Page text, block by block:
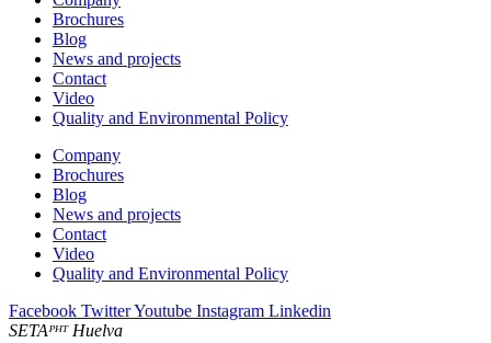
Brochures
Blog
News and projects
Contact
Video
Quality and Environmental Policy
Company
Brochures
Blog
News and projects
Contact
Video
Quality and Environmental Policy
Facebook TwitterYoutube Instagram Linkedin
SETAᴾᴴᵀ Huelva